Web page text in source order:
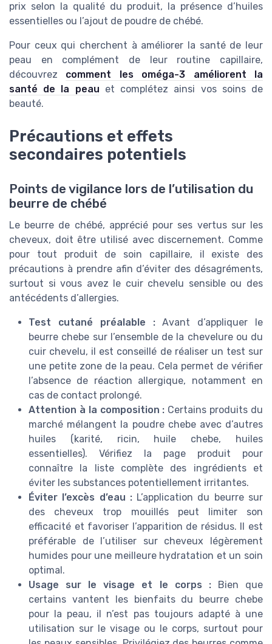
prix selon la qualité du produit, la présence d’huiles
essentielles ou l’ajout de poudre de chébé.
Pour ceux qui cherchent à améliorer la santé de leur
peau en complément de leur routine capillaire,
découvrez comment les oméga-3 améliorent la
santé de la peau et complétez ainsi vos soins de
beauté.
Précautions et effets
secondaires potentiels
Points de vigilance lors de l’utilisation du
beurre de chébé
Le beurre de chébé, apprécié pour ses vertus sur les
cheveux, doit être utilisé avec discernement. Comme
pour tout produit de soin capillaire, il existe des
précautions à prendre afin d’éviter des désagréments,
surtout si vous avez le cuir chevelu sensible ou des
antécédents d’allergies.
Test cutané préalable :Avant d’appliquer le
beurre chebe sur l’ensemble de la chevelure ou du
cuir chevelu, il est conseillé de réaliser un test sur
une petite zone de la peau. Cela permet de vérifier
l’absence de réaction allergique, notamment en
cas de contact prolongé.
Attention à la composition : Certains produits du
marché mélangent la poudre chebe avec d’autres
huiles (karité, ricin, huile chebe, huiles
essentielles). Vérifiez la page produit pour
connaître la liste complète des ingrédients et
éviter les substances potentiellement irritantes.
Éviter l’excès d’eau :L’application du beurre sur
des cheveux trop mouillés peut limiter son
efficacité et favoriser l’apparition de résidus. Il est
préférable de l’utiliser sur cheveux légèrement
humides pour une meilleure hydratation et un soin
optimal.
Usage sur le visage et le corps :Bien que
certains vantent les bienfaits du beurre chebe
pour la peau, il n’est pas toujours adapté à une
utilisation sur le visage ou le corps, surtout pour